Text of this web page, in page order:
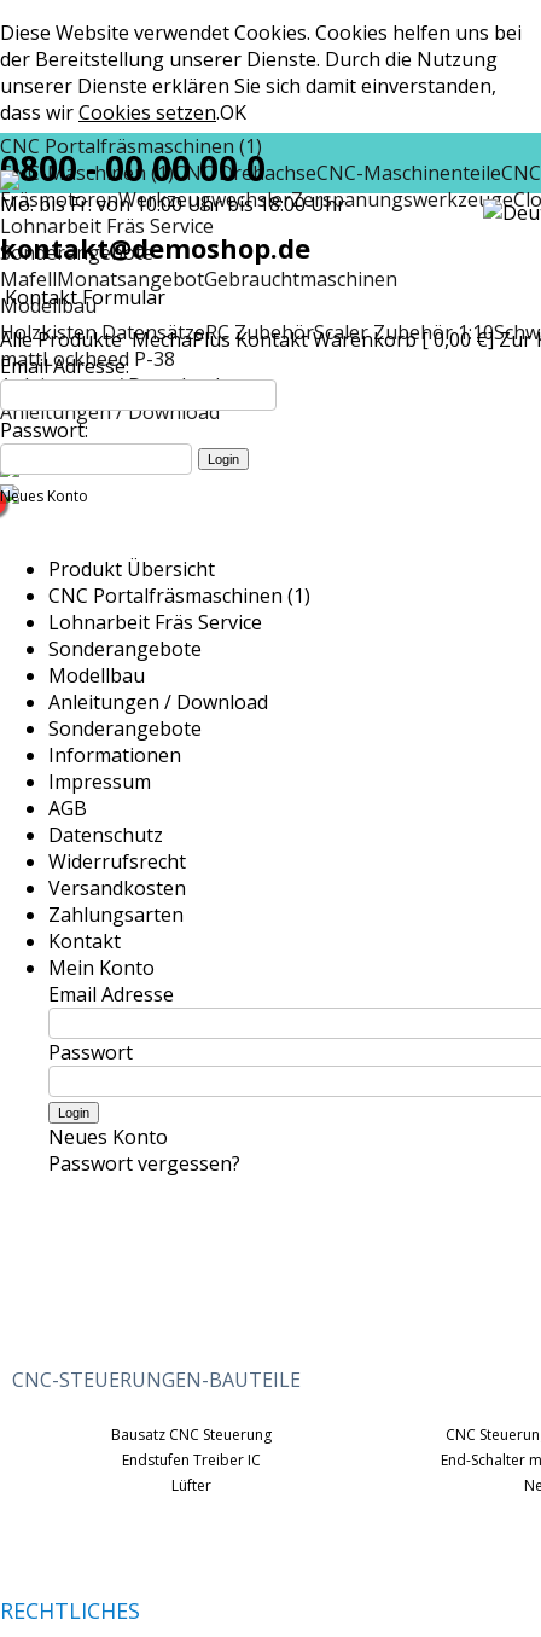
Diese Website verwendet Cookies. Cookies helfen uns bei
der Bereitstellung unserer Dienste. Durch die Nutzung
unserer Dienste erklären Sie sich damit einverstanden,
dass wirCookies setzen.OK
CNC Portalfräsmaschinen (1)
CNC-Maschinen (1)CNC DrehachseCNC-Maschinenteile
FräsmotorenWerkzeugwechslerZerspanungswerkzeuge
Lohnarbeit Fräs Service
Sonderangebote
MafellMonatsangebotGebrauchtmaschinen
Modellbau
Holzkisten DatensätzeRC ZubehörScaler Zubehör 1:10
mattLockheed P-38
Anleitungen / Download
Anleitungen / Download
0800 - 00 00 00 0
Mo. bis Fr. von 10:00 Uhr bis 18:00 Uhr
kontakt@demoshop.de
Kontakt Formular
Alle Produkte MechaPlus KontaktWarenkorb [ 0,00 €]Zur
Email Adresse:
Passwort:
Neues Konto
Produkt Übersicht
CNC Portalfräsmaschinen (1)
Lohnarbeit Fräs Service
Sonderangebote
Modellbau
Anleitungen / Download
Sonderangebote
Informationen
Impressum
AGB
Datenschutz
Widerrufsrecht
Versandkosten
Zahlungsarten
Kontakt
Mein Konto
Email Adresse
Passwort
Neues Konto
Passwort vergessen?
CNC-STEUERUNGEN-BAUTEILE
Bausatz CNC Steuerung
CNC
Endstufen Treiber IC
End-Schalter
Lüfter
RECHTLICHES